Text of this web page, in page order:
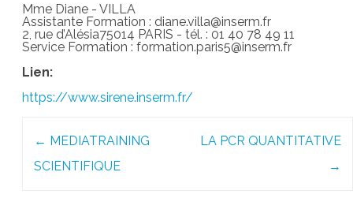
Mme Diane - VILLA
Assistante Formation : diane.villa@inserm.fr
2, rue d’Alésia75014 PARIS - tél. : 01 40 78 49 11
Service Formation : formation.paris5@inserm.fr
Lien:
https://www.sirene.inserm.fr/
← MEDIATRAINING
SCIENTIFIQUE
LA PCR QUANTITATIVE
→